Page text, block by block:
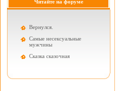
Читайте на форуме
Вернулся.
Самые несексуальные
мужчины
Cказка сказочная